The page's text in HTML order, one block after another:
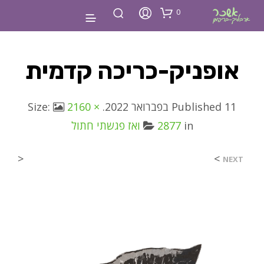
0
אופניק-כריכה קדמית
Published 11 בפברואר 2022 . Size:
2160 ×
2877in ואז פגשתי חתול
< NEXT
>